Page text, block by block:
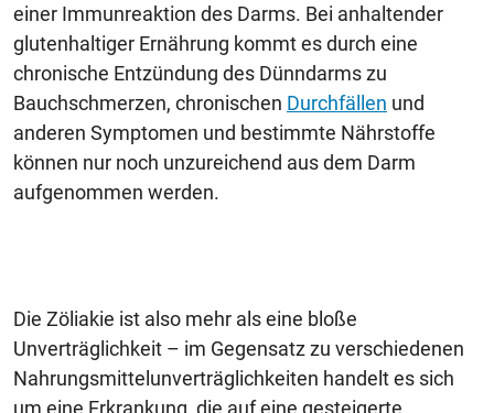
einer Immunreaktion des Darms. Bei anhaltender
glutenhaltiger Ernährung kommt es durch eine
chronische Entzündung des Dünndarms zu
Bauchschmerzen, chronischen Durchfällen und
anderen Symptomen und bestimmte Nährstoffe
können nur noch unzureichend aus dem Darm
aufgenommen werden.
Die Zöliakie ist also mehr als eine bloße
Unverträglichkeit – im Gegensatz zu verschiedenen
Nahrungsmittelunverträglichkeiten handelt es sich
um eine Erkrankung, die auf eine gesteigerte